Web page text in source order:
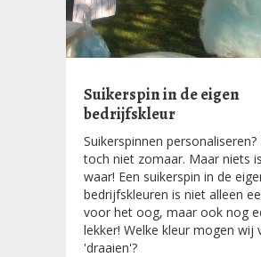
Suikerspin in de eigen
bedrijfskleur
Suikerspinnen
toch niet zomaar. Maar niets
waar! Een suikerspin in de
bedrijfskleuren is niet alleen
voor het oog, maar ook nog
lekker! Welke kleur mogen wij
'draaien'?